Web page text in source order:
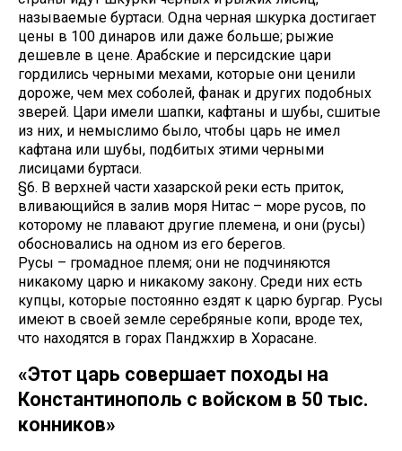
называемые буртаси. Одна черная шкурка достигает
цены в 100 динаров или даже больше; рыжие
дешевле в цене. Арабские и персидские цари
гордились черными мехами, которые они ценили
дороже, чем мех соболей, фанак и других подобных
зверей. Цари имели шапки, кафтаны и шубы, сшитые
из них, и немыслимо было, чтобы царь не имел
кафтана или шубы, подбитых этими черными
лисицами буртаси.
§6. В верхней части хазарской реки есть приток,
вливающийся в залив моря Нитас – море русов, по
которому не плавают другие племена, и они (русы)
обосновались на одном из его берегов.
Русы – громадное племя; они не подчиняются
никакому царю и никакому закону. Среди них есть
купцы, которые постоянно ездят к царю бургар. Русы
имеют в своей земле серебряные копи, вроде тех,
что находятся в горах Панджхир в Хорасане.
«Этот царь совершает походы на
Константинополь с войском в 50 тыс.
конников»